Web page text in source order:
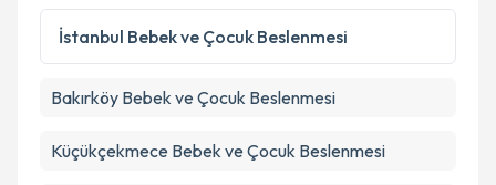
Metni
'ni okudum ve kişisel verilerimin belirtilen
kapsamda işlenmesini kabul ediyorum.
İstanbul Bebek ve Çocuk Beslenmesi
Bakırköy Bebek ve Çocuk Beslenmesi
Küçükçekmece Bebek ve Çocuk Beslenmesi